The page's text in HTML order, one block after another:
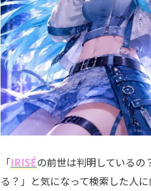
「IRISÉの前世は判明しているの
る？」と気になって検索した人